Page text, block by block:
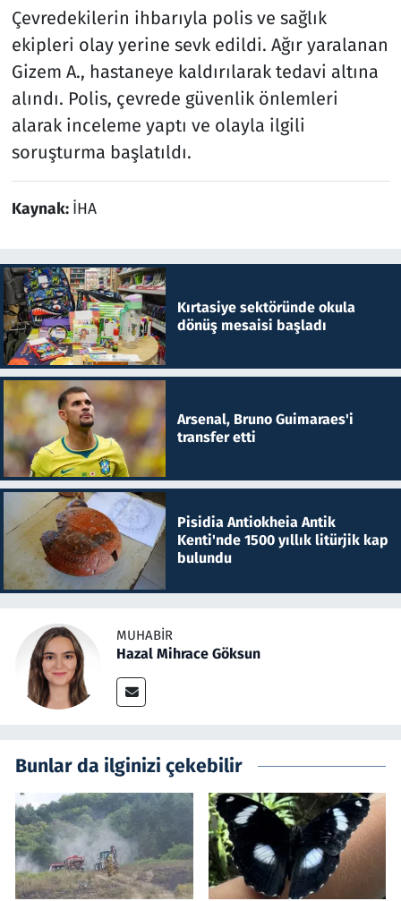
Çevredekilerin ihbarıyla polis ve sağlık
ekipleri olay yerine sevk edildi. Ağır yaralanan
Gizem A., hastaneye kaldırılarak tedavi altına
alındı. Polis, çevrede güvenlik önlemleri
alarak inceleme yaptı ve olayla ilgili
soruşturma başlatıldı.
Kaynak: İHA
Kırtasiye sektöründe okula
dönüş mesaisi başladı
Arsenal, Bruno Guimaraes'i
transfer etti
Pisidia Antiokheia Antik
Kenti'nde 1500 yıllık litürjik kap
bulundu
MUHABIR
Hazal Mihrace Göksun
Bunlar da ilginizi çekebilir